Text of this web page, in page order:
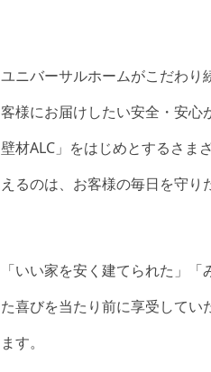
ユニバーサルホームがこだわり
客様にお届けしたい安全・安心
壁材ALC」をはじめとするさま
えるのは、お客様の毎日を守り
「いい家を安く建てられた」
た喜びを当たり前に享受してい
ます。